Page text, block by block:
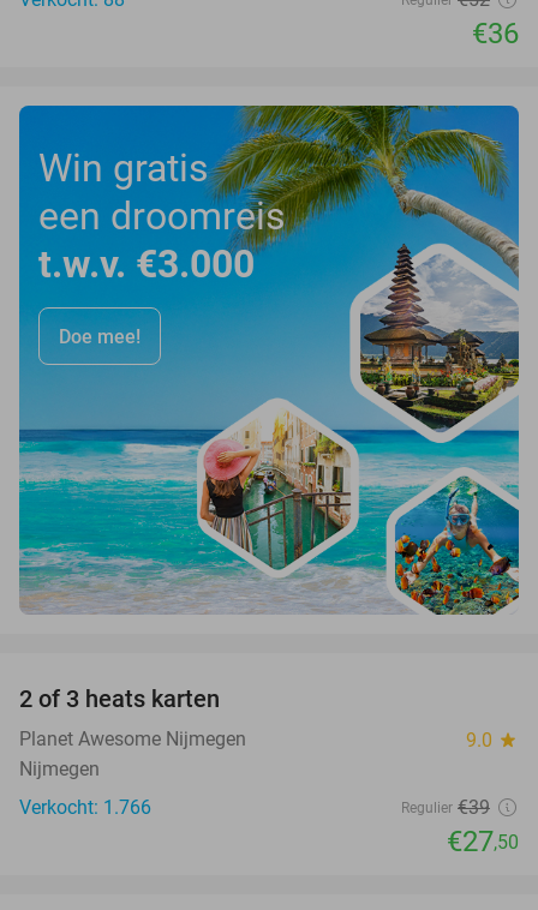
€36
Win gratis
een droomreis
t.w.v. €3.000
Doe mee!
2 of 3 heats karten
Planet Awesome Nijmegen 9.0 star
Nijmegen
Verkocht: 1.766
Regulier €39
€27,50